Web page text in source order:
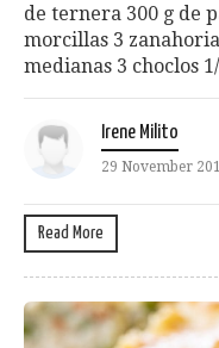
de ternera 300 g de
morcillas 3
medianas 3 choclos
Irene Milito
29 November
Read More